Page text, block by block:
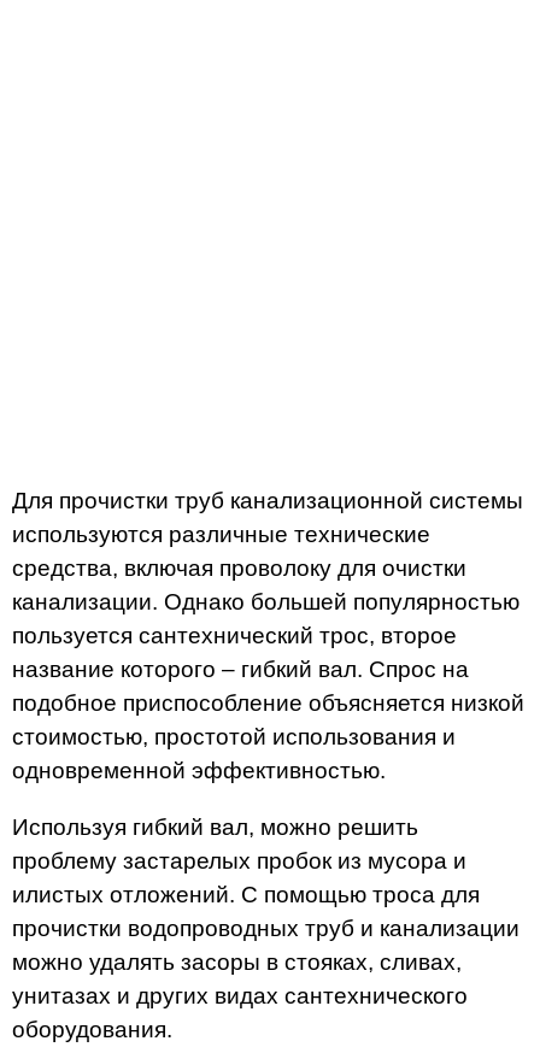
Для прочистки труб канализационной системы
используются различные технические
средства, включая проволоку для очистки
канализации. Однако большей популярностью
пользуется сантехнический трос, второе
название которого – гибкий вал. Спрос на
подобное приспособление объясняется низкой
стоимостью, простотой использования и
одновременной эффективностью.
Используя гибкий вал, можно решить
проблему застарелых пробок из мусора и
илистых отложений. С помощью троса для
прочистки водопроводных труб и канализации
можно удалять засоры в стояках, сливах,
унитазах и других видах сантехнического
оборудования.